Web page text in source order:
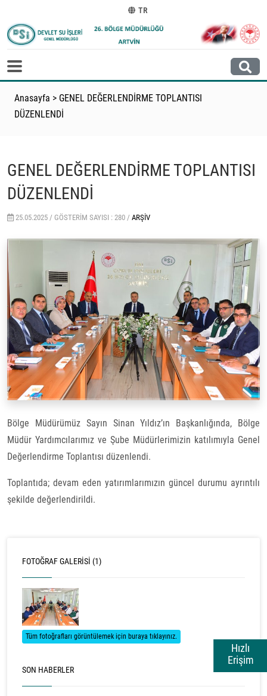
Hızlı
Erişim
TR
Anasayfa > GENEL DEĞERLENDİRME TOPLANTISI
DÜZENLENDİ
GENEL DEĞERLENDİRME TOPLANTISI
DÜZENLENDİ
25.05.2025 / GÖSTERIM SAYISI : 280 / ARŞIV
Bölge Müdürümüz Sayın Sinan Yıldız’ın Başkanlığında, Bölge
Müdür Yardımcılarımız ve Şube Müdürlerimizin katılımıyla Genel
Değerlendirme Toplantısı düzenlendi.
Toplantıda; devam eden yatırımlarımızın güncel durumu ayrıntılı
şekilde değerlendirildi.
FOTOĞRAF GALERISI (1)
Tüm fotoğrafları görüntülemek için buraya tıklayınız.
SON HABERLER